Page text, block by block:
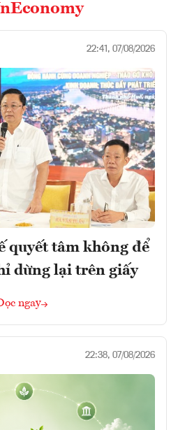
22:41, 07/08/2026
quyết tâm không để
dừng lại trên giấy
ngay
22:38, 07/08/2026